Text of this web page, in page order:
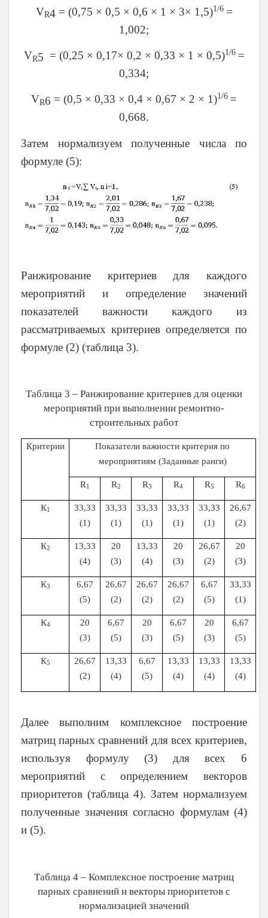
VR4 = (0,75 × 0,5 × 0,6 × 1 × 3× 1,5)1/6 =
1,002;
VR5 = (0,25 × 0,17× 0,2 × 0,33 × 1 × 0,5)1/6 =
0,334;
VR6 = (0,5 × 0,33 × 0,4 × 0,67 × 2 × 1)1/6 =
0,668.
Затем нормализуем полученные числа по
формуле (5):
Ранжирование критериев для каждого
мероприятий и определение значений
показателей важности каждого из
рассматриваемых критериев определяется по
формуле (2) (таблица 3).
Таблица 3 – Ранжирование критериев для оценки
мероприятий при выполнении ремонтно-
строительных работ
Критерии
Показатели важности критерия по
мероприятиям (Заданные ранги)
R1 R2 R3 R4 R5 R6
К1
33,33
(1)
33,33
(1)
33,33
(1)
33,33
(1)
33,33
(1)
26,67
(2)
К2
13,33
(4)
20
(3)
13,33
(4)
20
(3)
26,67
(2)
20
(3)
К3
6,67
(5)
26,67
(2)
26,67
(2)
26,67
(2)
6,67
(5)
33,33
(1)
К4
20
(3)
6,67
(5)
20
(3)
6,67
(5)
20
(3)
6,67
(5)
К5
26,67
(2)
13,33
(4)
6,67
(5)
13,33
(4)
13,33
(4)
13,33
(4)
Далее выполним комплексное построение
матриц парных сравнений для всех критериев,
используя формулу (3) для всех 6
мероприятий с определением векторов
приоритетов (таблица 4). Затем нормализуем
полученные значения согласно формулам (4)
и (5).
Таблица 4 – Комплексное построение матриц
парных сравнений и векторы приоритетов с
нормализацией значений